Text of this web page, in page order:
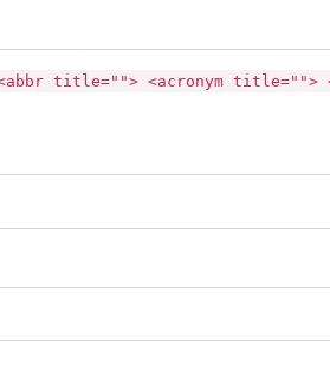
title=""> <acronym title="">